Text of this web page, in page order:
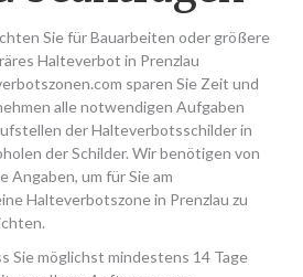
Sie für Bauarbeiten oder größere
Halteverbot in Prenzlau
sparen Sie Zeit und
alle notwendigen Aufgaben
der Halteverbotsschilder in
der Schilder. Wir benötigen von
Angaben, um für Sie am
Halteverbotszone in Prenzlau zu
Sie möglichst mindestens 14 Tage